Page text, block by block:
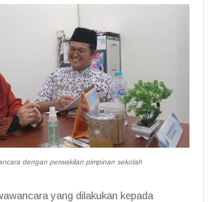
dengan perwakilan pimpinan sekolah
yang dilakukan kepada